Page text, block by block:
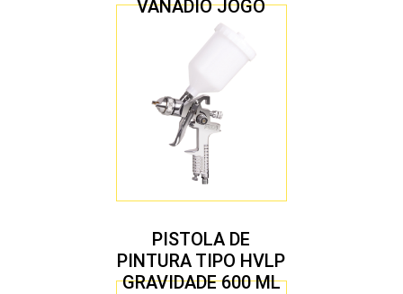
VANÁDIO JOGO
COM 10 PEÇAS
PISTOLA DE
PINTURA TIPO HVLP
GRAVIDADE 600 ML